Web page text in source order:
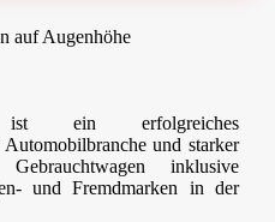
auf Augenhöhe
ist ein erfolgreiches
und starker
inklusive
und Fremdmarken in der